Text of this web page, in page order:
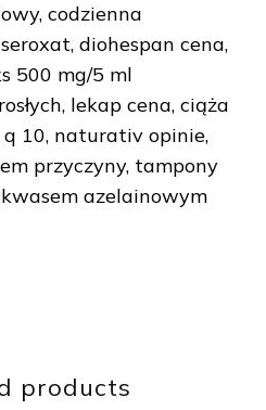
codzienna
diohespan cena,
500 mg/5 ml
lekap cena, ciąża
10, naturativ opinie,
przyczyny, tampony
azelainowym
products